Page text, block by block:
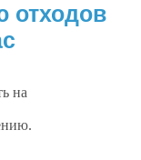
отходов
на